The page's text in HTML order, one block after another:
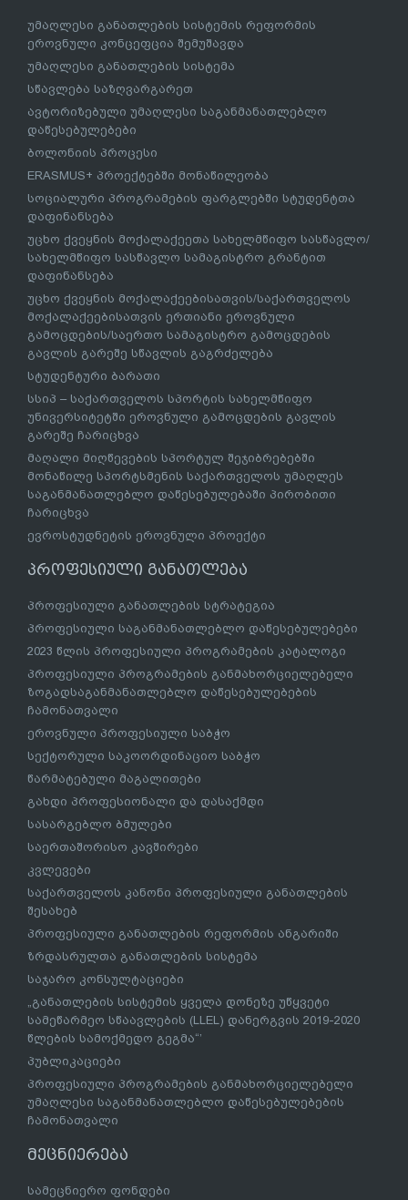
უმაღლესი განათლების სისტემის რეფორმის
ეროვნული კონცეფცია შემუშავდა
უმაღლესი განათლების სისტემა
სწავლება საზღვარგარეთ
ავტორიზებული უმაღლესი საგანმანათლებლო
დაწესებულებები
ბოლონიის პროცესი
ERASMUS+ პროექტებში მონაწილეობა
სოციალური პროგრამების ფარგლებში სტუდენტთა
დაფინანსება
უცხო ქვეყნის მოქალაქეეთა სახელმწიფო სასწავლო/
სახელმწიფო სასწავლო სამაგისტრო გრანტით
დაფინანსება
უცხო ქვეყნის მოქალაქეებისათვის/საქართველოს
მოქალაქეებისათვის ერთიანი ეროვნული
გამოცდების/საერთო სამაგისტრო გამოცდების
გავლის გარეშე სწავლის გაგრძელება
სტუდენტური ბარათი
სსიპ – საქართველოს სპორტის სახელმწიფო
უნივერსიტეტში ეროვნული გამოცდების გავლის
გარეშე ჩარიცხვა
მაღალი მიღწევების სპორტულ შეჯიბრებებში
მონაწილე სპორტსმენის საქართველოს უმაღლეს
საგანმანათლებლო დაწესებულებაში პირობითი
ჩარიცხვა
ევროსტუდნეტის ეროვნული პროექტი
პროფესიული განათლება
პროფესიული განათლების სტრატეგია
პროფესიული საგანმანათლებლო დაწესებულებები
2023 წლის პროფესიული პროგრამების კატალოგი
პროფესიული პროგრამების განმახორციელებელი
ზოგადსაგანმანათლებლო დაწესებულებების
ჩამონათვალი
ეროვნული პროფესიული საბჭო
სექტორული საკოორდინაციო საბჭო
წარმატებული მაგალითები
გახდი პროფესიონალი და დასაქმდი
სასარგებლო ბმულები
საერთაშორისო კავშირები
კვლევები
საქართველოს კანონი პროფესიული განათლების
შესახებ
პროფესიული განათლების რეფორმის ანგარიში
ზრდასრულთა განათლების სისტემა
საჯარო კონსულტაციები
„განათლების სისტემის ყველა დონეზე უწყვეტი
სამეწარმეო სწაავლების (LLEL) დანერგვის 2019-2020
წლების სამოქმედო გეგმა“’
პუბლიკაციები
პროფესიული პროგრამების განმახორციელებელი
უმაღლესი საგანმანათლებლო დაწესებულებების
ჩამონათვალი
მეცნიერება
სამეცნიერო ფონდები